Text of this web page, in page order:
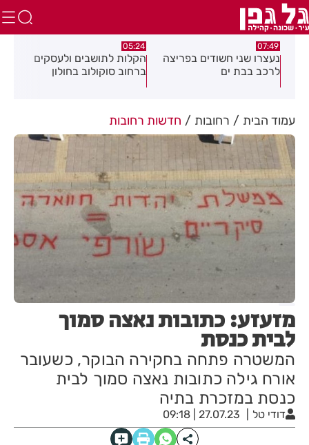
07:49
נעצרו שני חשודים בפריצה
לרכב בבת ים
05:24
הקלות לתושבים ולעסקים
ברחוב סוקולוב בחולון
עמוד הבית רחובות חדשות רחובות
מזעזע: כתובות נאצה סמוך
לבית כנסת
המשטרה פתחה בחקירה הבוקר, כשעובר
אורח גילה כתובות נאצה סמוך לבית
כנסת במזכרת בתיה
דודי טל 27.07.23 | 09:18